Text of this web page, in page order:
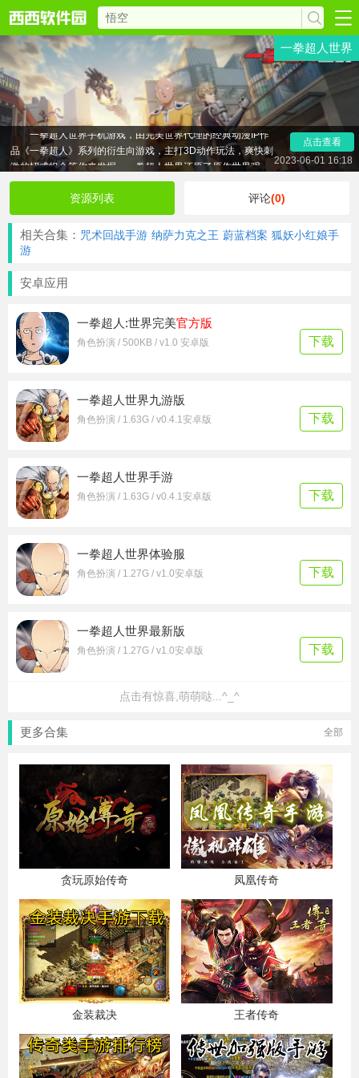
一拳超人世界
一拳超人世界手机游戏，由完美世界代理的经典动漫IP作
品《一拳超人》系列的衍生向游戏，主打3D动作玩法，爽快刺
激的招式组合等你来发掘。一拳超人世界还原了原作世界观，
玩家们可以控制喜欢的英雄角色击败怪人，挑战强敌。本站带
来一拳超人世界手游官方资源下载，喜欢一拳超人系列作品的
朋友们快来体验吧！
点击查看
2023-06-01 16:18
资源列表 评论(0)
相关合集： 咒术回战手游 纳萨力克之王 蔚蓝档案 狐妖小红娘手
游
安卓应用
一拳超人:世界完美官方版
角色扮演 / 500KB / v1.0 安卓版 下载
一拳超人世界九游版
角色扮演 / 1.63G / v0.4.1安卓版 下载
一拳超人世界手游
角色扮演 / 1.63G / v0.4.1安卓版 下载
一拳超人世界体验服
角色扮演 / 1.27G / v1.0安卓版 下载
一拳超人世界最新版
角色扮演 / 1.27G / v1.0安卓版 下载
点击有惊喜,萌萌哒...^_^
更多合集 全部
贪玩原始传奇 凤凰传奇
金装裁决 王者传奇